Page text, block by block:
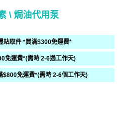
水 \ 護髮素 \ 焗油代用泵
站取件 *買滿$300免運費*
免運費*(需時 2-6過工作天)
$800免運費*(需時 2-6個工作天)